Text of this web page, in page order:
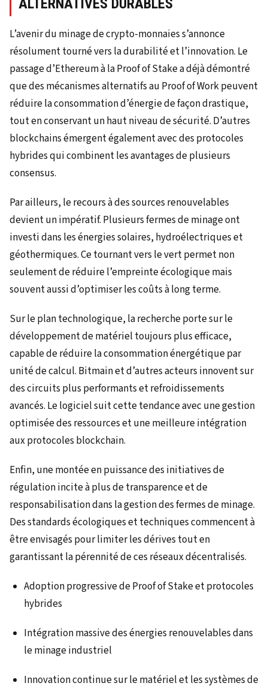
L’avenir du minage de crypto-monnaies s’annonce
résolument tourné vers la durabilité et l’innovation. Le
passage d’Ethereum à la Proof of Stake a déjà démontré
que des mécanismes alternatifs au Proof of Work peuvent
réduire la consommation d’énergie de façon drastique,
tout en conservant un haut niveau de sécurité. D’autres
blockchains émergent également avec des protocoles
hybrides qui combinent les avantages de plusieurs
consensus.
Par ailleurs, le recours à des sources renouvelables
devient un impératif. Plusieurs fermes de minage ont
investi dans les énergies solaires, hydroélectriques et
géothermiques. Ce tournant vers le vert permet non
seulement de réduire l’empreinte écologique mais
souvent aussi d’optimiser les coûts à long terme.
Sur le plan technologique, la recherche porte sur le
développement de matériel toujours plus efficace,
capable de réduire la consommation énergétique par
unité de calcul. Bitmain et d’autres acteurs innovent sur
des circuits plus performants et refroidissements
avancés. Le logiciel suit cette tendance avec une gestion
optimisée des ressources et une meilleure intégration
aux protocoles blockchain.
Enfin, une montée en puissance des initiatives de
régulation incite à plus de transparence et de
responsabilisation dans la gestion des fermes de minage.
Des standards écologiques et techniques commencent à
être envisagés pour limiter les dérives tout en
garantissant la pérennité de ces réseaux décentralisés.
Adoption progressive de Proof of Stake et protocoles
hybrides
Intégration massive des énergies renouvelables dans
le minage industriel
Innovation continue sur le matériel et les systèmes de